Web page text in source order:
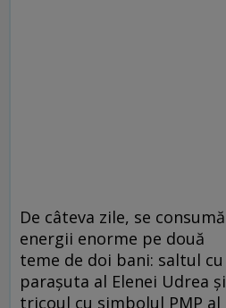
De câteva zile, se consumă
energii enorme pe două
teme de doi bani: saltul cu
paraşuta al Elenei Udrea şi
tricoul cu simbolul PMP al